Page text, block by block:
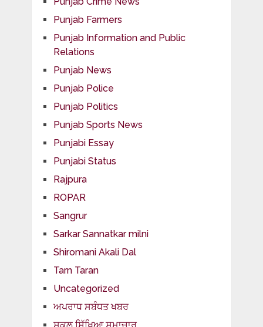
Punjab Farmers
Punjab Information and Public
Relations
Punjab News
Punjab Police
Punjab Politics
Punjab Sports News
Punjabi Essay
Punjabi Status
Rajpura
ROPAR
Sangrur
Sarkar Sannatkar milni
Shiromani Akali Dal
Tarn Taran
Uncategorized
ਅਪਰਾਧ ਸਬੰਧਤ ਖਬਰ